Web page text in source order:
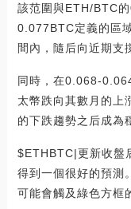
該范圍與ETH/BTC
0.077BTC定義的區
間內，隨后向近期支
同時，在0.068-
太幣跌向其數月的上
的下跌趨勢之后成為
$ETHBTC|更新收盤
得到一個很好的預測
可能會觸及綠色方框